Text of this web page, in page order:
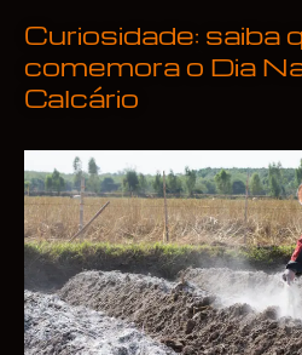
Curiosidade: saiba
comemora o Dia
Calcário